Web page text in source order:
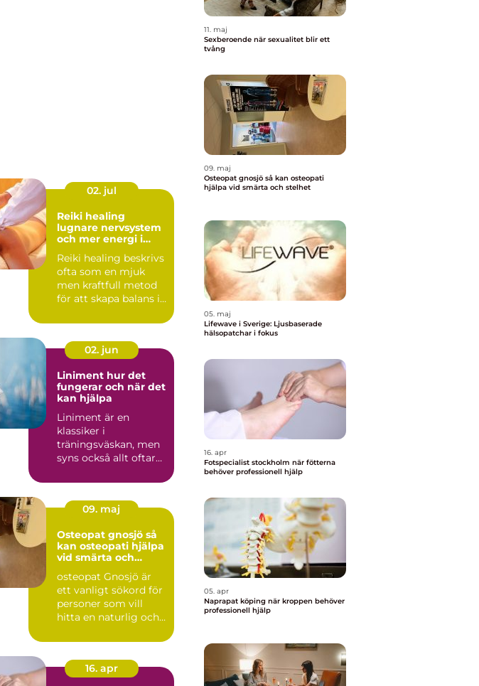
02. jul
Reiki healing
lugnare nervsystem
och mer energi i
Reiki healing beskrivs
ofta som en mjuk
men kraftfull metod
för att skapa balans i
02. jun
Liniment hur det
fungerar och när det
kan hjälpa
Liniment är en
klassiker i
träningsväskan, men
syns också allt oftare i
på behandlin...
09. maj
Osteopat gnosjö så
kan osteopati hjälpa
vid smärta och
osteopat Gnosjö är
ett vanligt sökord för
personer som vill
hitta en naturlig och
16. apr
11. maj
Sexberoende när sexualitet blir ett
tvång
09. maj
Osteopat gnosjö så kan osteopati
hjälpa vid smärta och stelhet
05. maj
Lifewave i Sverige: Ljusbaserade
hälsopatchar i fokus
16. apr
Fotspecialist stockholm när fötterna
behöver professionell hjälp
05. apr
Naprapat köping när kroppen behöver
professionell hjälp